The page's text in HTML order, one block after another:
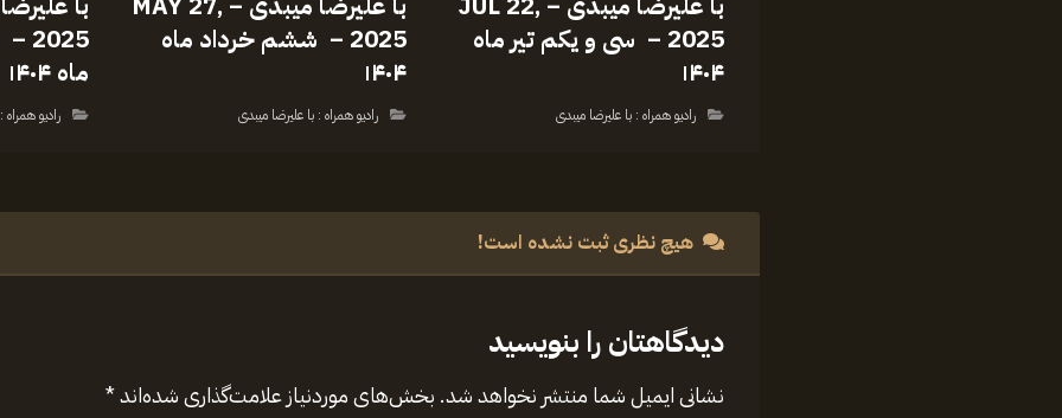
2025 – سی و یکم تیر ماه
۱۴۰۴
رادیو همراه : با علیرضا میبدی
2025 – ششم خرداد ماه
۱۴۰۴
رادیو همراه : با علیرضا میبدی
ماه ۱۴۰۴
رادیو
هیچ نظری ثبت نشده است!
دیدگاهتان را بنویسید
نشانی ایمیل شما منتشر نخواهد شد. بخش‌های موردنیاز علامت‌گذاری شده‌اند*